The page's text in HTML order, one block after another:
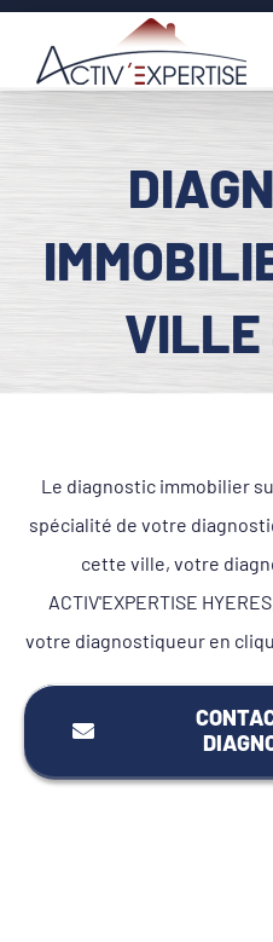
Passer
contenu
Le diagnostic immobilier
spécialité de votre
cette ville, votre
ACTIV'EXPERTISE
votre diagnostiqueur en